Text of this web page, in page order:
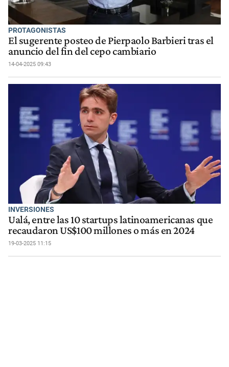
PROTAGONISTAS
El sugerente posteo de Pierpaolo Barbieri tras el
anuncio del fin del cepo cambiario
14-04-2025 09:43
INVERSIONES
Ualá, entre las 10 startups latinoamericanas que
recaudaron US$100 millones o más en 2024
19-03-2025 11:15